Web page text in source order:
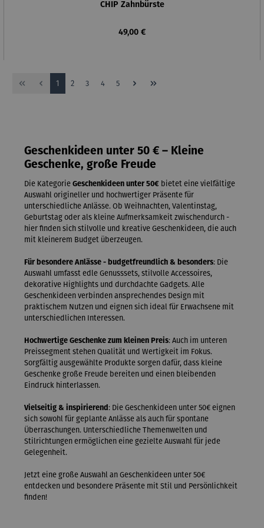
CHIP Zahnbürste
Regulärer Preis:
49,00 €
Seite
1 Seite
2 Seite
3 Seite
4 Seite
5
Geschenkideen unter 50 € – Kleine
Geschenke, große Freude
Die Kategorie Geschenkideen unter 50€ bietet eine vielfältige
Auswahl origineller und hochwertiger Präsente für
unterschiedliche Anlässe. Ob Weihnachten, Valentinstag,
Geburtstag oder als kleine Aufmerksamkeit zwischendurch -
hier finden sich stilvolle und kreative Geschenkideen, die auch
mit kleinerem Budget überzeugen.
Für besondere Anlässe - budgetfreundlich & besonders: Die
Auswahl umfasst edle Genusssets, stilvolle Accessoires,
dekorative Highlights und durchdachte Gadgets. Alle
Geschenkideen verbinden ansprechendes Design mit
praktischem Nutzen und eignen sich ideal für Erwachsene mit
unterschiedlichen Interessen.
Hochwertige Geschenke zum kleinen Preis: Auch im unteren
Preissegment stehen Qualität und Wertigkeit im Fokus.
Sorgfältig ausgewählte Produkte sorgen dafür, dass kleine
Geschenke große Freude bereiten und einen bleibenden
Eindruck hinterlassen.
Vielseitig & inspirierend : Die Geschenkideen unter 50€ eignen
sich sowohl für geplante Anlässe als auch für spontane
Überraschungen. Unterschiedliche Themenwelten und
Stilrichtungen ermöglichen eine gezielte Auswahl für jede
Gelegenheit.
Jetzt eine große Auswahl an Geschenkideen unter 50€
entdecken und besondere Präsente mit Stil und Persönlichkeit
finden!